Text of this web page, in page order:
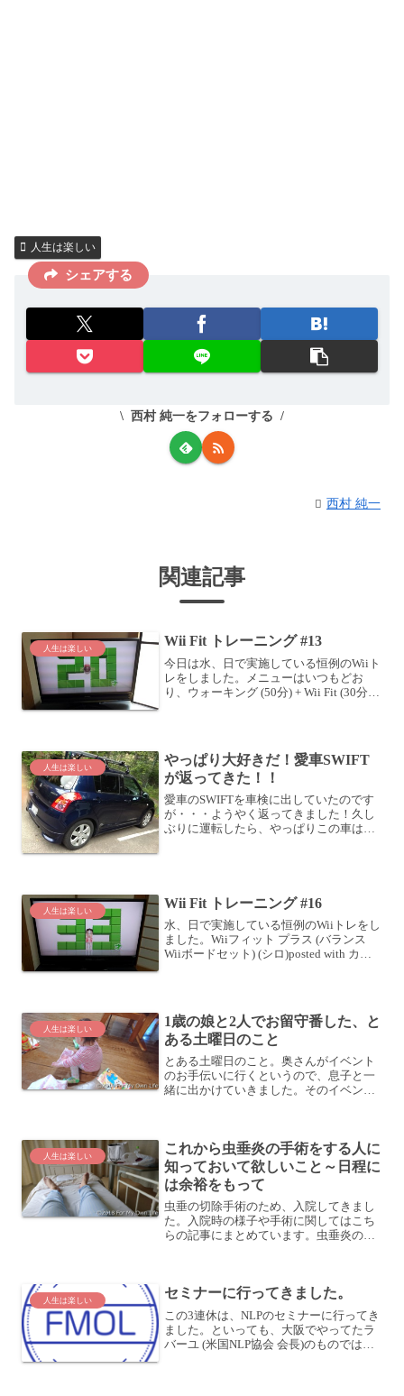
人生は楽しい
シェアする
西村 純一をフォローする
西村 純一
関連記事
人生は楽しい Wii Fit トレーニング #13
今日は水、日で実施している恒例のWiiト
レをしました。メニューはいつもどお
り、ウォーキング (50分) + Wii Fit (30分)
人生は楽しい
やっぱり大好きだ！愛車SWIFT
が返ってきた！！
愛車のSWIFTを車検に出していたのです
が・・・ようやく返ってきました！久し
ぶりに運転したら、やっぱりこの車は楽
人生は楽しい Wii Fit トレーニング #16
水、日で実施している恒例のWiiトレをし
ました。Wiiフィット プラス (バランス
Wiiボードセット) (シロ)posted with カエ
人生は楽しい
1歳の娘と2人でお留守番した、と
ある土曜日のこと
とある土曜日のこと。奥さんがイベント
のお手伝いに行くというので、息子と一
緒に出かけていきました。そのイベント
を言うのがマイブームこ...
人生は楽しい
これから虫垂炎の手術をする人に
知っておいて欲しいこと～日程に
は余裕をもって
虫垂の切除手術のため、入院してきまし
た。入院時の様子や手術に関してはこち
らの記事にまとめています。虫垂炎の手
られるものでした。ただ...
人生は楽しい セミナーに行ってきました。
この3連休は、NLPのセミナーに行ってき
ました。といっても、大阪でやってたラ
バーユ (米国NLP協会 会長)のものではあ